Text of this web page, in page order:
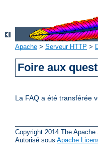
Apache > Serveur HTTP >
Foire aux
La FAQ a été transférée
Copyright 2014 The Apache
Autorisé sous Apache